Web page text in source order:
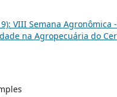
VIII Semana Agronômica
na Agropecuária do